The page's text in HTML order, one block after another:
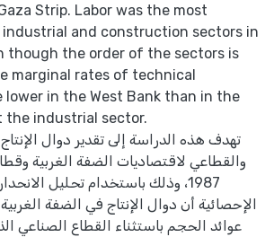
Strip. Labor was the most
and construction sectors in
though the order of the sectors is
marginal rates of technical
in the West Bank than in the
the industrial sector.
تهدف هذه الدراسة إلى تقدير دوال
1987، وذلك باستخدام تحليل
الإحصائية أن دوال الإنتاج في الضفة
عوائد الحجم باستثناء القطاع الصناعي